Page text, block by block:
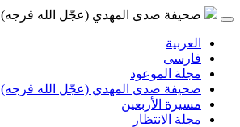
صحيفة صدى المهدي (عجّل الله فرجه)
العربية
فارسی
مجلة الموعود
صحيفة صدى المهدي (عجّل الله فرجه)
مسيرة الأربعين
مجلة الانتظار